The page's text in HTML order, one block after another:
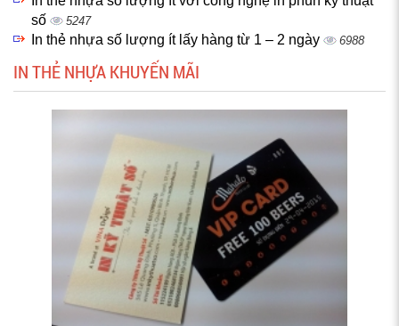
số
5247
In thẻ nhựa số lượng ít lấy hàng từ 1 – 2 ngày 6988
IN THẺ NHỰA KHUYẾN MÃI